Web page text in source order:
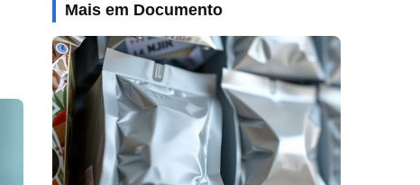
Mais em Documento